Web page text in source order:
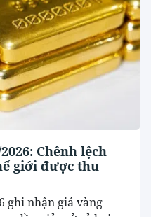
Chênh lệch
giới được thu
ghi nhận giá vàng